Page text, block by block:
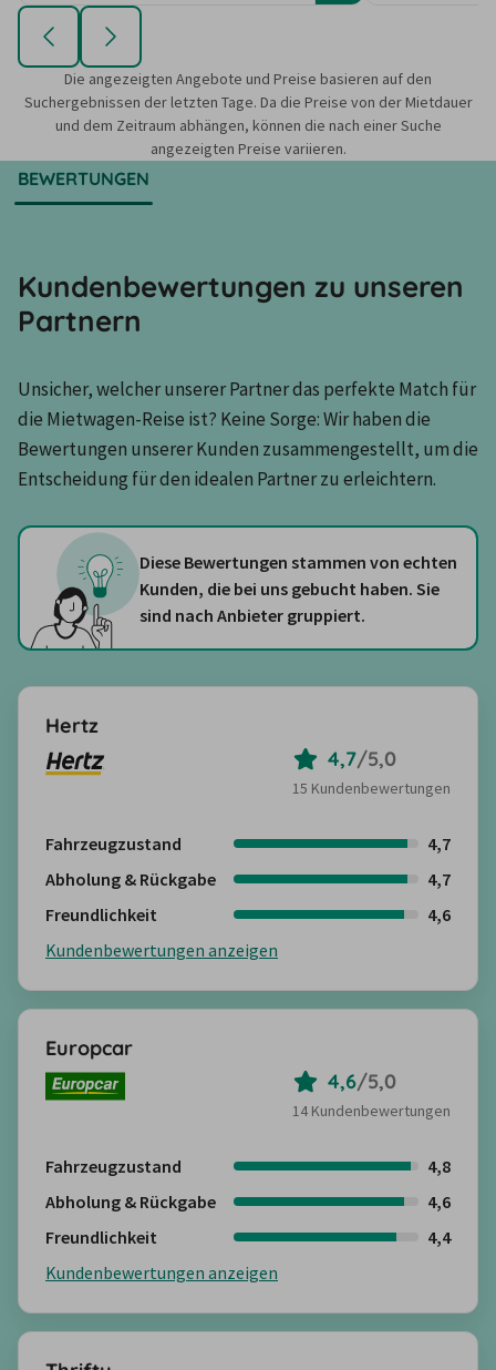
Die angezeigten Angebote und Preise basieren auf den
Suchergebnissen der letzten Tage. Da die Preise von der Mietdauer
und dem Zeitraum abhängen, können die nach einer Suche
angezeigten Preise variieren.
BEWERTUNGEN
Kundenbewertungen zu unseren
Partnern
Unsicher, welcher unserer Partner das perfekte Match für
die Mietwagen-Reise ist? Keine Sorge: Wir haben die
Bewertungen unserer Kunden zusammengestellt, um die
Entscheidung für den idealen Partner zu erleichtern.
Diese Bewertungen stammen von echten
Kunden, die bei uns gebucht haben. Sie
sind nach Anbieter gruppiert.
Hertz
4,7/5,0
15 Kundenbewertungen
Fahrzeugzustand
4,7
Abholung & Rückgabe
4,7
Freundlichkeit
4,6
Kundenbewertungen anzeigen
Europcar
4,6/5,0
14 Kundenbewertungen
Fahrzeugzustand
4,8
Abholung & Rückgabe
4,6
Freundlichkeit
4,4
Kundenbewertungen anzeigen